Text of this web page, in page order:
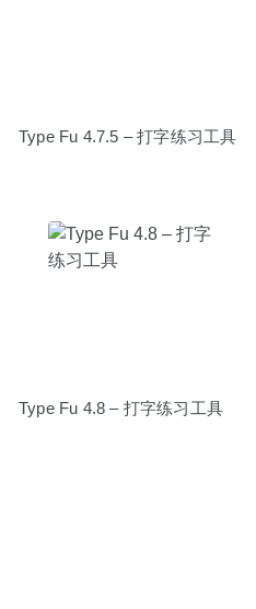
Type Fu 4.7.5 – 打字练习工具
Type Fu 4.8 – 打字练习工具